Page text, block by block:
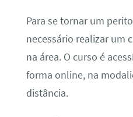
Para se tornar um
necessário realizar um
na área. O curso é
forma online, na
distância.